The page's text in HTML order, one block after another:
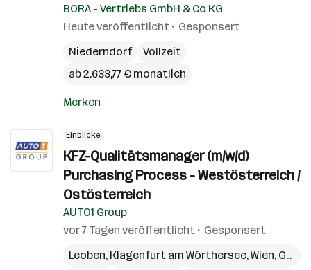
BORA - Vertriebs GmbH & Co KG
Heute veröffentlicht
Gesponsert
Niederndorf
Vollzeit
ab 2.633,77 € monatlich
Merken
Einblicke
KFZ-Qualitätsmanager (m/w/d)
Purchasing Process - Westösterreich /
Ostösterreich
AUTO1 Group
vor 7 Tagen veröffentlicht
Gesponsert
Leoben, Klagenfurt am Wörthersee,Wien, Graz